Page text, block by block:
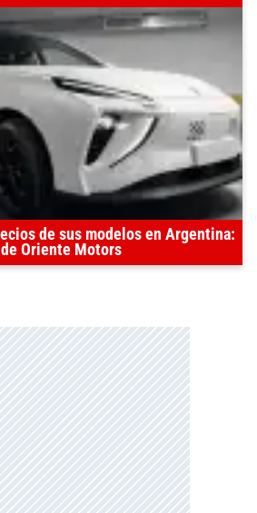
de sus modelos en Argentina:
Oriente Motors